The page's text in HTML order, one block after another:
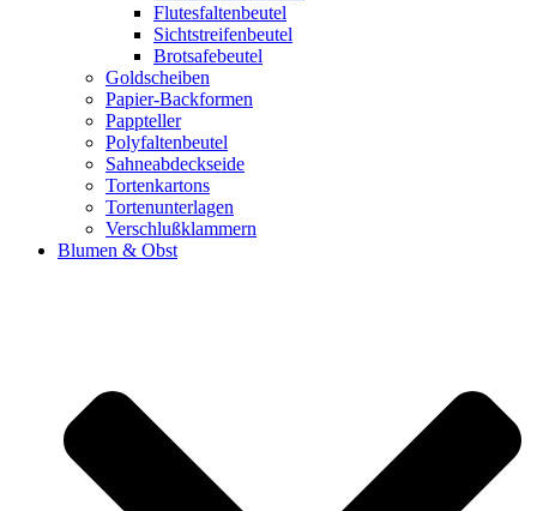
Flutesfaltenbeutel
Sichtstreifenbeutel
Brotsafebeutel
Goldscheiben
Papier-Backformen
Pappteller
Polyfaltenbeutel
Sahneabdeckseide
Tortenkartons
Tortenunterlagen
Verschlußklammern
Blumen & Obst